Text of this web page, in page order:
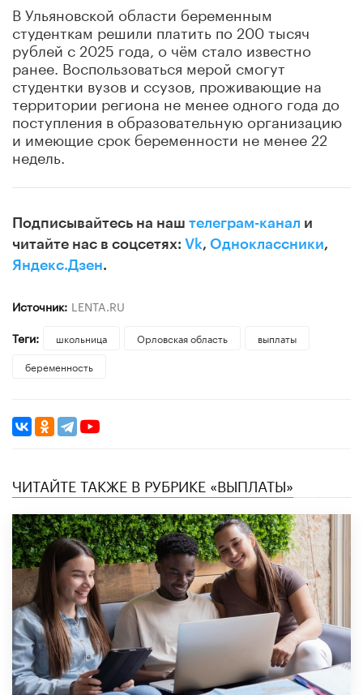
В Ульяновской области беременным
студенткам решили платить по 200 тысяч
рублей с 2025 года, о чём стало известно
ранее. Воспользоваться мерой смогут
студентки вузов и ссузов, проживающие на
территории региона не менее одного года до
поступления в образовательную организацию
и имеющие срок беременности не менее 22
недель.
Подписывайтесь на наш телеграм-канал и
читайте нас в соцсетях: Vk, Одноклассники,
Яндекс.Дзен.
Источник: LENTA.RU
Теги:
школьница Орловская область
выплаты
беременность
ЧИТАЙТЕ ТАКЖЕ В РУБРИКЕ «ВЫПЛАТЫ»